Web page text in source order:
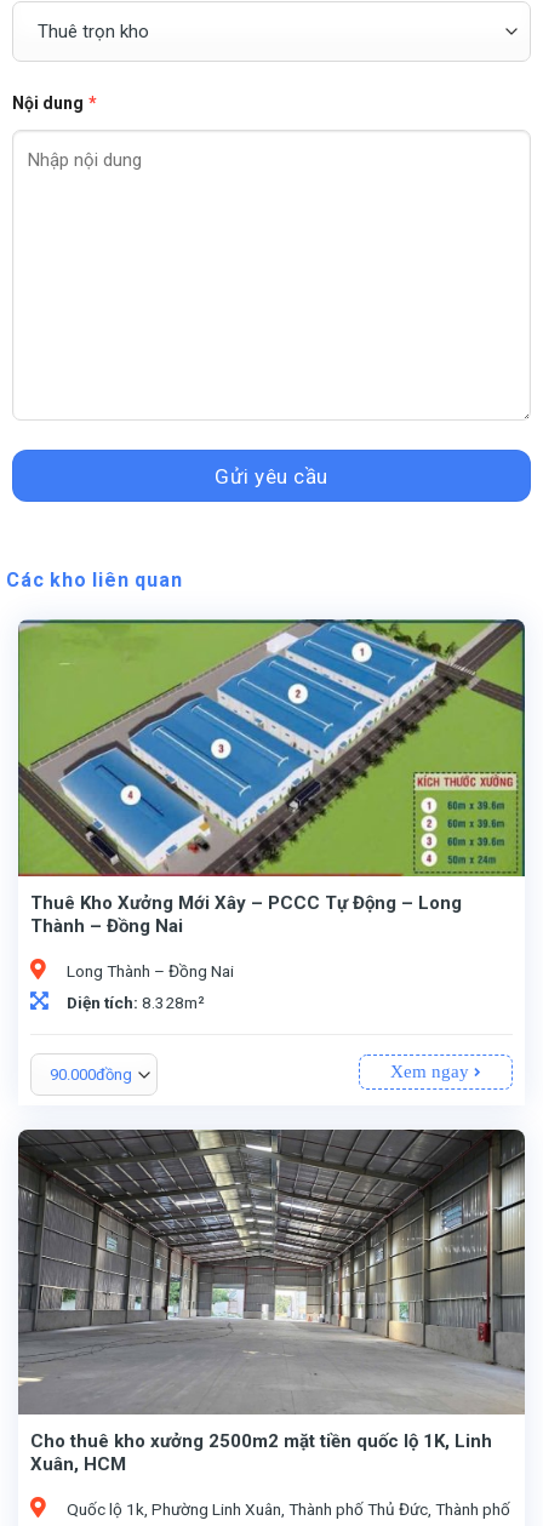
Nội dung *
Các kho liên quan
Thuê Kho Xưởng Mới Xây – PCCC Tự Động – Long
Thành – Đồng Nai
Long Thành – Đồng Nai
Diện tích: 8.328m²
90.000đồng Xem ngay
Cho thuê kho xưởng 2500m2 mặt tiền quốc lộ 1K, Linh
Xuân, HCM
Quốc lộ 1k, Phường Linh Xuân, Thành phố Thủ Đức, Thành phố